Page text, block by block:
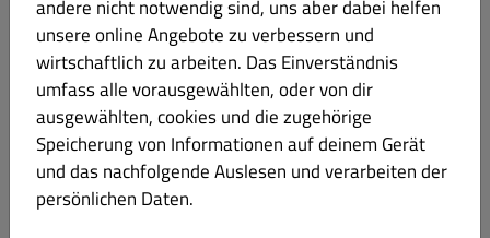
Pizza Zamazingo Scampi Ø 60x40cm
Gluten Laktose
mit Scampis, getrockneten Tomaten, Oliven und Peperoni
Produktinformation
Diavola Familie Pizza 60/40 cm
Gluten Laktose
andere nicht notwendig sind, uns aber dabei helfen
unsere online Angebote zu verbessern und
wirtschaftlich zu arbeiten. Das Einverständnis
umfass alle vorausgewählten, oder von dir
ausgewählten, cookies und die zugehörige
Speicherung von Informationen auf deinem Gerät
und das nachfolgende Auslesen und verarbeiten der
persönlichen Daten.